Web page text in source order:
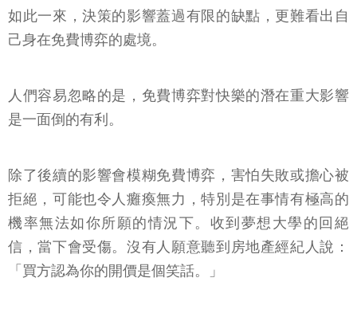
如此一來，決策的影響蓋過有限的缺點，更難看出自
己身在免費博弈的處境。
人們容易忽略的是，免費博弈對快樂的潛在重大影響
是一面倒的有利。
除了後續的影響會模糊免費博弈，害怕失敗或擔心被
拒絕，可能也令人癱瘓無力，特別是在事情有極高的
機率無法如你所願的情況下。收到夢想大學的回絕
信，當下會受傷。沒有人願意聽到房地產經紀人說：
「買方認為你的開價是個笑話。」